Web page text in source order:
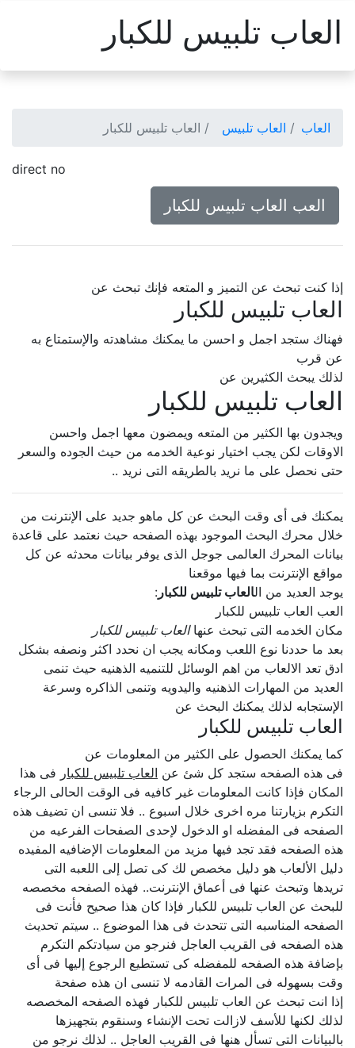
العاب تلبيس للكبار
العاب العاب تلبيس العاب تلبيس للكبار
direct no
العب العاب تلبيس للكبار
إذا كنت تبحث عن التميز و المتعه فإنك تبحث عن
العاب تلبيس للكبار
فهناك ستجد اجمل و احسن ما يمكنك مشاهدته والإستمتاع به
عن قرب
لذلك يبحث الكثيرين عن
العاب تلبيس للكبار
ويجدون بها الكثير من المتعه ويمضون معها اجمل واحسن
الاوقات لكن يجب اختيار نوعية الخدمه من حيث الجوده والسعر
حتى نحصل على ما نريد بالطريقه التى نريد ..
يمكنك فى أى وقت البحث عن كل ماهو جديد على الإنترنت من
خلال محرك البحث الموجود بهذه الصفحه حيث نعتمد على قاعدة
بيانات المحرك العالمى جوجل الذى يوفر بيانات محدثه عن كل
مواقع الإنترنت بما فيها موقعنا
يوجد العديد من ال العاب تلبيس للكبار:
العب العاب تلبيس للكبار
مكان الخدمه التى تبحث عنهاالعاب تلبيس للكبار
بعد ما حددنا نوع اللعب ومكانه يجب ان نحدد اكثر ونصفه بشكل
ادق تعد الالعاب من اهم الوسائل للتنميه الذهنيه حيث تنمى
العديد من المهارات الذهنيه واليدويه وتنمى الذاكره وسرعة
الإستجابه لذلك يمكنك البحث عن
العاب تلبيس للكبار
كما يمكنك الحصول على الكثير من المعلومات عن
فى هذه الصفحه ستجد كل شئ عنالعاب تلبيس للكبارفى هذا
المكان فإذا كانت المعلومات غير كافيه فى الوقت الحالى الرجاء
التكرم بزيارتنا مره اخرى خلال اسبوع .. فلا تنسى ان تضيف هذه
الصفحه فى المفضله او الدخول لإحدى الصفحات الفرعيه من
هذه الصفحه فقد تجد فيها مزيد من المعلومات الإضافيه المفيده
دليل الألعاب هو دليل مخصص لك كى تصل إلى اللعبه التى
تريدها وتبحث عنها فى أعماق الإنترنت.. فهذه الصفحه مخصصه
للبحث عن العاب تلبيس للكبار فإذا كان هذا صحيح فأنت فى
الصفحه المناسبه التى تتحدث فى هذا الموضوع .. سيتم تحديث
هذه الصفحه فى القريب العاجل فنرجو من سيادتكم التكرم
بإضافة هذه الصفحه للمفضله كى تستطيع الرجوع إليها فى أى
وقت بسهوله فى المرات القادمه لا تنسى ان هذه صفحة
إذا انت تبحث عن العاب تلبيس للكبار فهذه الصفحه المخصصه
لذلك لكنها للأسف لازالت تحت الإنشاء وسنقوم بتجهيزها
بالبيانات التى تسأل هنها فى القريب العاجل .. لذلك نرجو من